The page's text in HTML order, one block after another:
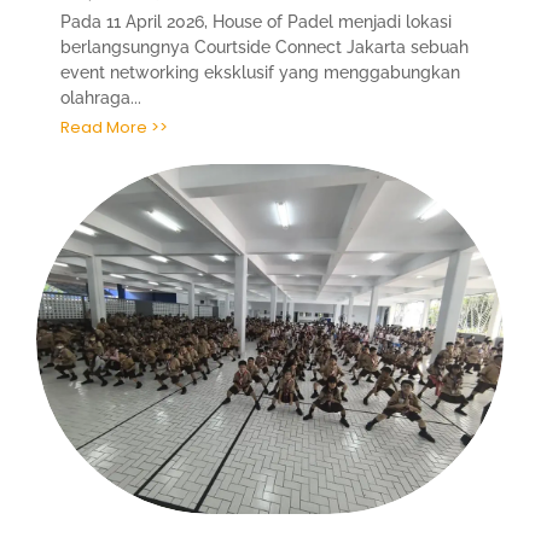
Pada 11 April 2026, House of Padel menjadi lokasi
berlangsungnya Courtside Connect Jakarta sebuah
event networking eksklusif yang menggabungkan
olahraga...
Read More >>